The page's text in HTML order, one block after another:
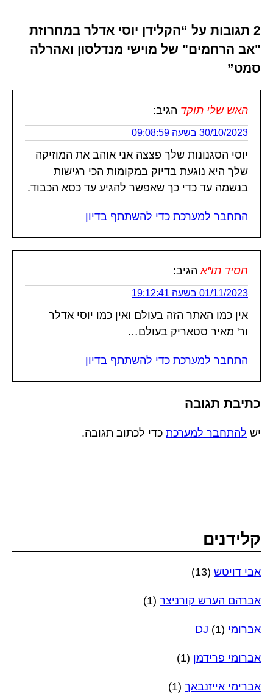
2 תגובות על “הקלידן יוסי אדלר במחרוזת
"אב הרחמים" של מוישי מנדלסון ואהרלה
סמט”
האש שלי תוקד הגיב:
30/10/2023 בשעה 09:08:59
יוסי הסגנונות שלך פצצה אני אוהב את המוזיקה
שלך היא נוגעת בדיוק במקומות הכי רגישות
בנשמה עד כדי כך שאפשר להגיע עד כסא הכבוד.
התחבר למערכת כדי להשתתף בדיון
חסיד תו''א הגיב:
01/11/2023 בשעה 19:12:41
אין כמו האתר הזה בעולם ואין כמו יוסי אדלר
ור' מאיר סטאריק בעולם…
התחבר למערכת כדי להשתתף בדיון
כתיבת תגובה
יש להתחבר למערכת כדי לכתוב תגובה.
קלידנים
אבי דויטש (13)
אברהם הערש קורניצר (1)
אברומי DJ (1)
אברומי פרידמן (1)
אברימי אייזנבאך (1)